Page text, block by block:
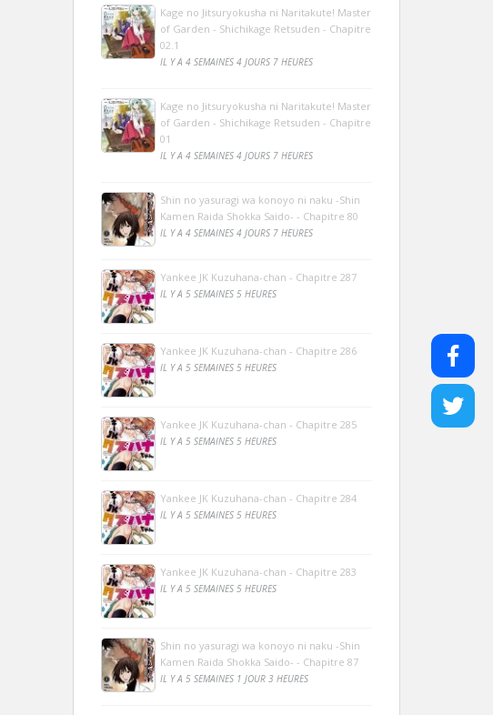
Kage no Jitsuryokusha ni Naritakute! Master
of Garden - Shichikage Retsuden - Chapitre
02.1
IL Y A 4 SEMAINES 4 JOURS 7 HEURES
Kage no Jitsuryokusha ni Naritakute! Master
of Garden - Shichikage Retsuden - Chapitre
01
IL Y A 4 SEMAINES 4 JOURS 7 HEURES
Shin no yasuragi wa konoyo ni naku -Shin
Kamen Raida Shokka Saido- - Chapitre 80
IL Y A 4 SEMAINES 4 JOURS 7 HEURES
Yankee JK Kuzuhana-chan - Chapitre 287
IL Y A 5 SEMAINES 5 HEURES
Yankee JK Kuzuhana-chan - Chapitre 286
IL Y A 5 SEMAINES 5 HEURES
Yankee JK Kuzuhana-chan - Chapitre 285
IL Y A 5 SEMAINES 5 HEURES
Yankee JK Kuzuhana-chan - Chapitre 284
IL Y A 5 SEMAINES 5 HEURES
Yankee JK Kuzuhana-chan - Chapitre 283
IL Y A 5 SEMAINES 5 HEURES
Shin no yasuragi wa konoyo ni naku -Shin
Kamen Raida Shokka Saido- - Chapitre 87
IL Y A 5 SEMAINES 1 JOUR 3 HEURES